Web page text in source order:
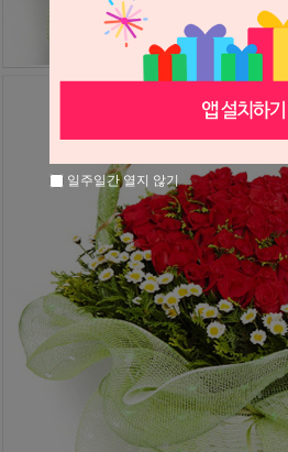
일주일간 열지 않기